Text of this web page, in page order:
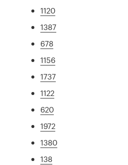
1120
1387
678
1156
1737
1122
620
1972
1380
138